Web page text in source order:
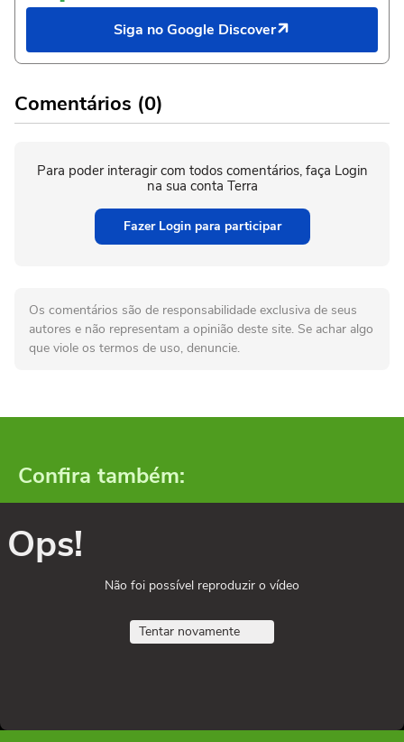
Siga no Google Discover
Comentários (0)
Para poder interagir com todos comentários, faça Login
na sua conta Terra
Fazer Login para participar
Os comentários são de responsabilidade exclusiva de seus
autores e não representam a opinião deste site. Se achar algo
que viole os termos de uso, denuncie.
Confira também:
Ops!
Não foi possível reproduzir o vídeo
Tentar novamente